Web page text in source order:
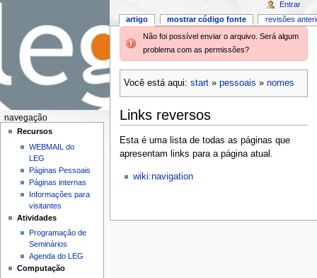
Não foi possível enviar o arquivo. Será algum
problema com as permissões?
Você está aqui: start» pessoais » nomes
Links reversos
Esta é uma lista de todas as páginas que
apresentam links para a página atual.
wiki:navigation
artigo mostrar código fonte revisões
Entrar
navegação
Recursos
WEBMAIL do
LEG
Páginas Pessoais
Páginas internas
Informações para
visitantes
Atividades
Programação de
Seminários
Agenda do LEG
Computação